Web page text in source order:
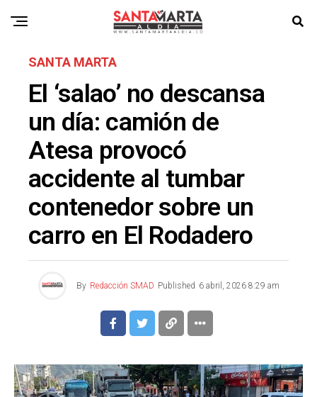
SANTA MARTA
El ‘salao’ no descansa
un día: camión de
Atesa provocó
accidente al tumbar
contenedor sobre un
carro en El Rodadero
By Redacción SMAD Published 6 abril, 2026 8:29 am